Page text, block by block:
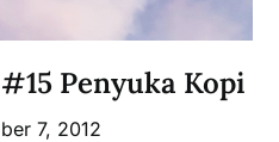
Penyuka Kopi
7, 2012